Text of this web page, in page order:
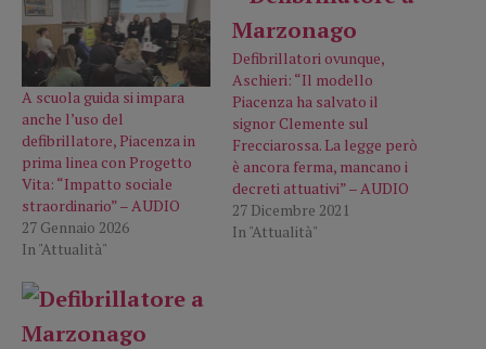
A scuola guida si impara
anche l’uso del
defibrillatore, Piacenza in
prima linea con Progetto
Vita: “Impatto sociale
straordinario” – AUDIO
27 Gennaio 2026
In "Attualità"
Defibrillatori ovunque,
Aschieri: “Il modello
Piacenza ha salvato il
signor Clemente sul
Frecciarossa. La legge però
è ancora ferma, mancano i
decreti attuativi” – AUDIO
27 Dicembre 2021
In "Attualità"